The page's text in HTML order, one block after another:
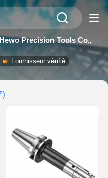
Precision Tools Co.,
Fournisseur vérifié